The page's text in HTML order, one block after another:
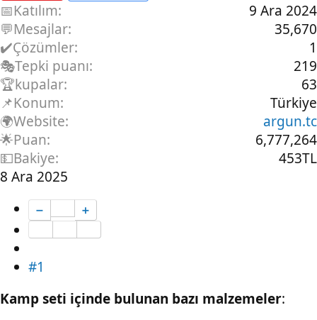
📅Katılım
9 Ara 2024
💬Mesajlar
35,670
✔️Çözümler
1
🎭Tepki puanı
219
🏆kupalar
63
📌Konum
Türkiye
🌍Website
argun.tc
🌟Puan
6,777,264
💵Bakiye
453TL
8 Ara 2025
➖ ➕
#1
Kamp seti içinde bulunan bazı malzemeler: